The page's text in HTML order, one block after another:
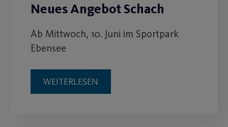
Neues Angebot Schach
Ab Mittwoch, 10. Juni im Sportpark
Ebensee
WEITERLESEN